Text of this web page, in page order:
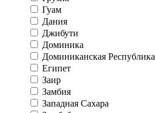
Гуам
Дания
Джибути
Доминика
Доминиканская Республика
Египет
Заир
Замбия
Западная Сахара